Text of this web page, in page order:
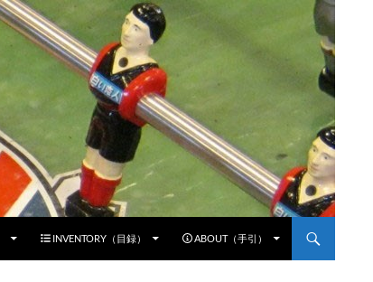
INVENTORY（目録） ABOUT（手引）